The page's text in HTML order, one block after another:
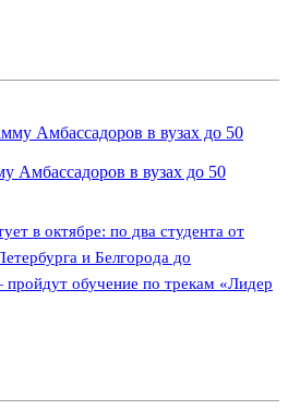
Амбассадоров в вузах до 50
в октябре: по два студента от
и Белгорода до
обучение по трекам «Лидер